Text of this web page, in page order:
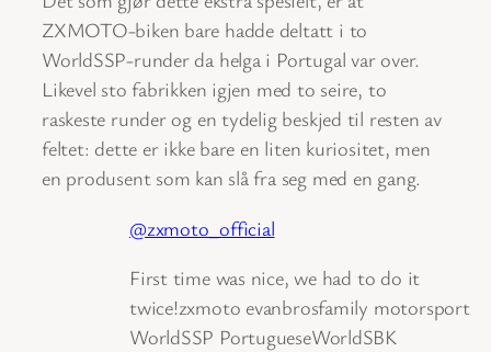
ZXMOTO-biken bare hadde deltatt i to
WorldSSP-runder da helga i Portugal var over.
Likevel sto fabrikken igjen med to seire, to
raskeste runder og en tydelig beskjed til resten av
feltet: dette er ikke bare en liten kuriositet, men
en produsent som kan slå fra seg med en gang.
@zxmoto_official
First time was nice, we had to do it
twice!zxmoto evanbrosfamily motorsport
WorldSSP PortugueseWorldSBK